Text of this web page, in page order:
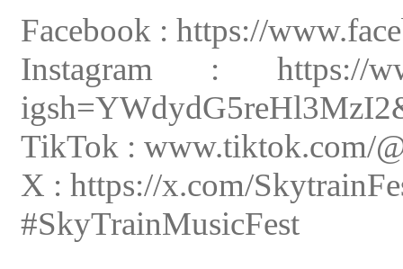
Facebook : https://
Instagram : https://
TikTok : www.tiktok.com/
X : https://x.com/
#SkyTrainMusicFest